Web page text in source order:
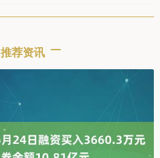
推荐资讯